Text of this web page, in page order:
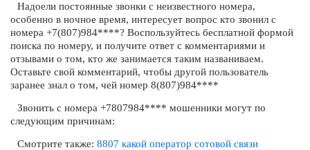
Надоели постоянные звонки с неизвестного номера,
особенно в ночное время, интересует вопрос кто звонил с
номера +7(807)984****? Воспользуйтесь бесплатной формой
поиска по номеру, и получите ответ с комментариями и
отзывами о том, кто же занимается таким названиваем.
Оставьте свой комментарий, чтобы другой пользователь
заранее знал о том, чей номер 8(807)984****
Звонить с номера +7807984**** мошенники могут по
следующим причинам:
Смотрите также: 8807 какой оператор сотовой связи